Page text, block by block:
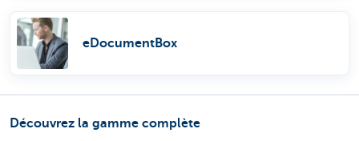
eDocumentBox
Découvrez la gamme complète